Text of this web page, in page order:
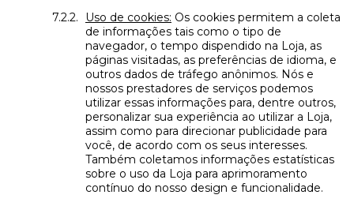
Uso de cookies: Os cookies permitem a coleta
de informações tais como o tipo de
navegador, o tempo dispendido na Loja, as
páginas visitadas, as preferências de idioma, e
outros dados de tráfego anônimos. Nós e
nossos prestadores de serviços podemos
utilizar essas informações para, dentre outros,
personalizar sua experiência ao utilizar a Loja,
assim como para direcionar publicidade para
você, de acordo com os seus interesses.
Também coletamos informações estatísticas
sobre o uso da Loja para aprimoramento
contínuo do nosso design e funcionalidade.